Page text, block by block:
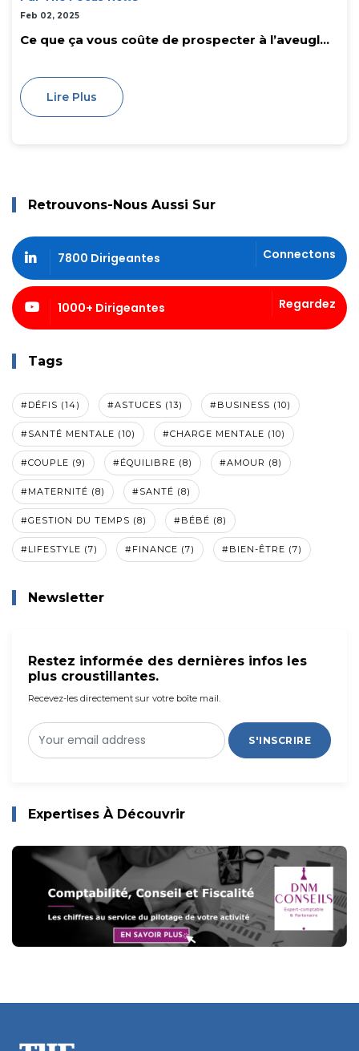
Feb 02, 2025
Ce que ça vous coûte de prospecter à l’aveugl...
Lire Plus
Retrouvons-Nous Aussi Sur
7800 Dirigeantes Connectons
1000+ Dirigeantes Regardez
Tags
#DÉFIS (14) #ASTUCES (13) #BUSINESS (10)
#SANTÉ MENTALE (10) #CHARGE MENTALE (10)
#COUPLE (9) #ÉQUILIBRE (8) #AMOUR (8)
#MATERNITÉ (8) #SANTÉ (8)
#GESTION DU TEMPS (8) #BÉBÉ (8)
#LIFESTYLE (7) #FINANCE (7) #BIEN-ÊTRE (7)
Newsletter
Restez informée des dernières infos les
plus croustillantes.
Recevez-les directement sur votre boîte mail.
S'INSCRIRE
Expertises À Découvrir